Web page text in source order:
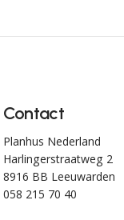
Contact
Planhus Nederland
Harlingerstraatweg 2
8916 BB Leeuwarden
058 215 70 40